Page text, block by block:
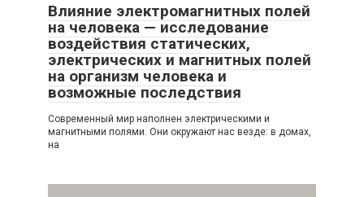
Влияние электромагнитных полей
на человека — исследование
воздействия статических,
электрических и магнитных полей
на организм человека и
возможные последствия
Современный мир наполнен электрическими и
магнитными полями. Они окружают нас везде: в домах,
на